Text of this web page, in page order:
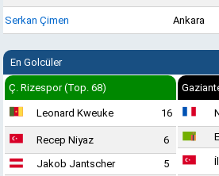
Serkan Çimen Ankara
En Golcüler
Ç. Rizespor (Top. 68)
Leonard Kweuke 16
Recep Niyaz
6
Jakob Jantscher
5